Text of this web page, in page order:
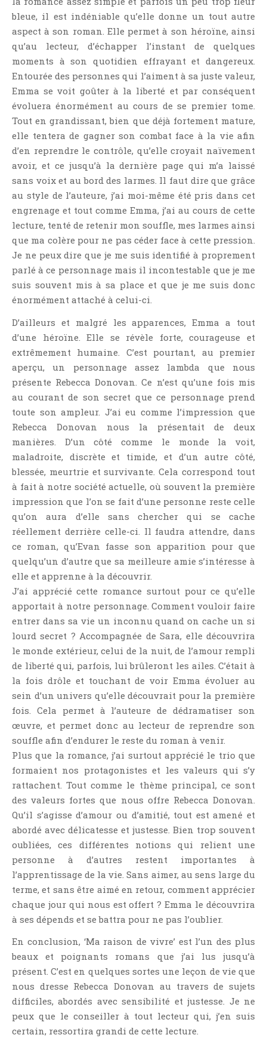
Témoignage
Thriller
Thriller Psychologique
Throwback Thursday Livresque
Top Ten Tuesday
Young Adult
bleue, il est indéniable qu’elle donne un tout autre
aspect à son roman. Elle permet à son héroïne, ainsi
qu’au lecteur, d’échapper l’instant de quelques
moments à son quotidien effrayant et dangereux.
Entourée des personnes qui l’aiment à sa juste valeur,
Emma se voit goûter à la liberté et par conséquent
évoluera énormément au cours de se premier tome.
Tout en grandissant, bien que déjà fortement mature,
elle tentera de gagner son combat face à la vie afin
d’en reprendre le contrôle, qu’elle croyait naïvement
avoir, et ce jusqu’à la dernière page qui m’a laissé
sans voix et au bord des larmes. Il faut dire que grâce
au style de l’auteure, j’ai moi-même été pris dans cet
engrenage et tout comme Emma, j’ai au cours de cette
lecture, tenté de retenir mon souffle, mes larmes ainsi
que ma colère pour ne pas céder face à cette pression.
Je ne peux dire que je me suis identifié à proprement
parlé à ce personnage mais il incontestable que je me
suis souvent mis à sa place et que je me suis donc
énormément attaché à celui-ci.
D’ailleurs et malgré les apparences, Emma a tout
d’une héroïne. Elle se révèle forte, courageuse et
extrêmement humaine. C’est pourtant, au premier
aperçu, un personnage assez lambda que nous
présente Rebecca Donovan. Ce n’est qu’une fois mis
au courant de son secret que ce personnage prend
toute son ampleur. J’ai eu comme l’impression que
Rebecca Donovan nous la présentait de deux
manières. D’un côté comme le monde la voit,
maladroite, discrète et timide, et d’un autre côté,
blessée, meurtrie et survivante. Cela correspond tout
à fait à notre société actuelle, où souvent la première
impression que l’on se fait d’une personne reste celle
qu’on aura d’elle sans chercher qui se cache
réellement derrière celle-ci. Il faudra attendre, dans
ce roman, qu’Evan fasse son apparition pour que
quelqu’un d’autre que sa meilleure amie s’intéresse à
elle et apprenne à la découvrir.
J’ai apprécié cette romance surtout pour ce qu’elle
apportait à notre personnage. Comment vouloir faire
entrer dans sa vie un inconnu quand on cache un si
lourd secret ? Accompagnée de Sara, elle découvrira
le monde extérieur, celui de la nuit, de l’amour rempli
de liberté qui, parfois, lui brûleront les ailes. C’était à
la fois drôle et touchant de voir Emma évoluer au
sein d’un univers qu’elle découvrait pour la première
fois. Cela permet à l’auteure de dédramatiser son
œuvre, et permet donc au lecteur de reprendre son
souffle afin d’endurer le reste du roman à venir.
Plus que la romance, j’ai surtout apprécié le trio que
formaient nos protagonistes et les valeurs qui s’y
rattachent. Tout comme le thème principal, ce sont
des valeurs fortes que nous offre Rebecca Donovan.
Qu’il s’agisse d’amour ou d’amitié, tout est amené et
abordé avec délicatesse et justesse. Bien trop souvent
oubliées, ces différentes notions qui relient une
personne à d’autres restent importantes à
l’apprentissage de la vie. Sans aimer, au sens large du
terme, et sans être aimé en retour, comment apprécier
chaque jour qui nous est offert ? Emma le découvrira
à ses dépends et se battra pour ne pas l’oublier.
En conclusion, ‘Ma raison de vivre’ est l’un des plus
beaux et poignants romans que j’ai lus jusqu’à
présent. C’est en quelques sortes une leçon de vie que
nous dresse Rebecca Donovan au travers de sujets
difficiles, abordés avec sensibilité et justesse. Je ne
peux que le conseiller à tout lecteur qui, j’en suis
certain, ressortira grandi de cette lecture.